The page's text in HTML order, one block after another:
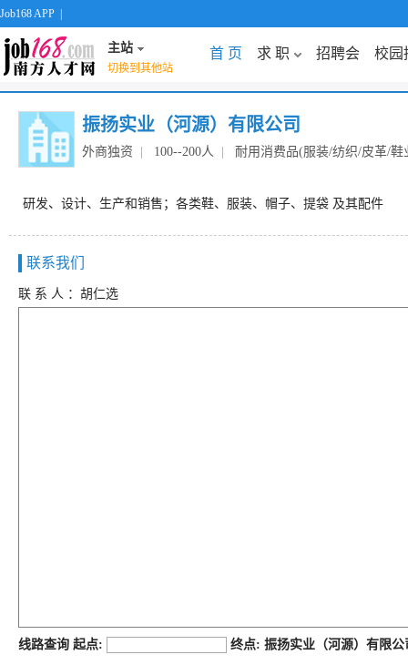
Job168 APP
主站
切换到其他站
首 页 求 职 招聘会 校园
振扬实业（河源）有限公司
外商独资 100--200人 耐用消费品(服装/纺织/皮革/鞋
研发、设计、生产和销售；各类鞋、服装、帽子、提袋 及其配件
联系我们
联 系 人 ：胡仁选
线路查询 起点: 终点: 振扬实业（河源）有限